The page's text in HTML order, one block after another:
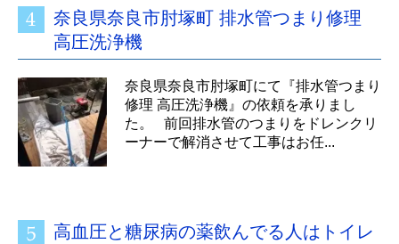
奈良県奈良市肘塚町 排水管つまり修理
高圧洗浄機
奈良県奈良市肘塚町にて『排水管つまり
修理 高圧洗浄機』の依頼を承りまし
た。 前回排水管のつまりをドレンクリ
ーナーで解消させて工事はお任...
高血圧と糖尿病の薬飲んでる人はトイレ